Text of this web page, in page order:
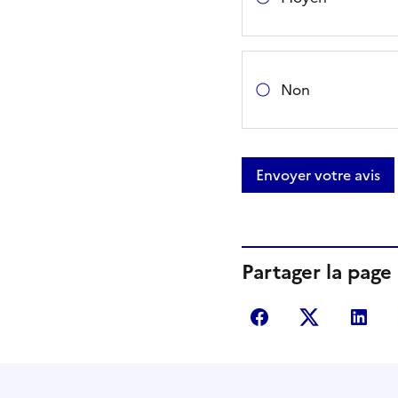
Non
Envoyer votre avis
Partager la page
Partager surPartager